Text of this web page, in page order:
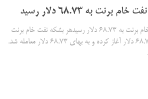
به ۶۸.۷۳ دلار رسید
بهای هر بشکه نفت خام برنت به ۶۸.۷۳ دلار رسیدهر بشکه نفت خام برنت
امروز کار خود را با ۶۸.۷۲ دلار آغاز کرده و به بهای ۶۸.۷۳ دلار معامله شد.